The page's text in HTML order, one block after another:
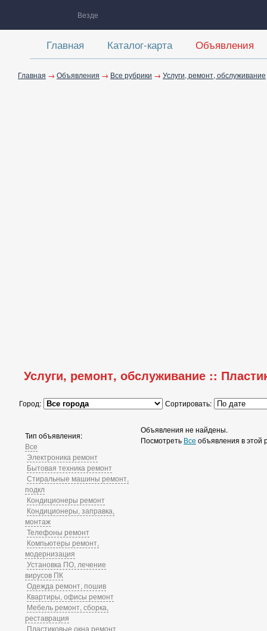
Везде
Главная Каталог-карта Объявления
Главная → Объявления → Все рубрики → Услуги, ремонт, обслуживание
Услуги, ремонт, обслуживание ::
Город: Сортировать:
Тип объявления:
Все
Электроника ремонт
Бытовая техника ремонт
Стиральные машины ремонт,
подкл
Кондиционеры ремонт
Кондиционеры, заправка,
монтаж
Телефоны ремонт
Компьютеры ремонт,
модернизация
Установка ПО, лечение
вирусов ПК
Одежда ремонт, пошив
Квартиры, офисы ремонт
Мебель ремонт, сборка,
реставрация
Пластиковые окна ремонт
Объявления не найдены.
Посмотреть Все объявления в этой